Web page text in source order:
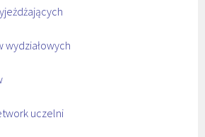
wydziałowych
uczelni